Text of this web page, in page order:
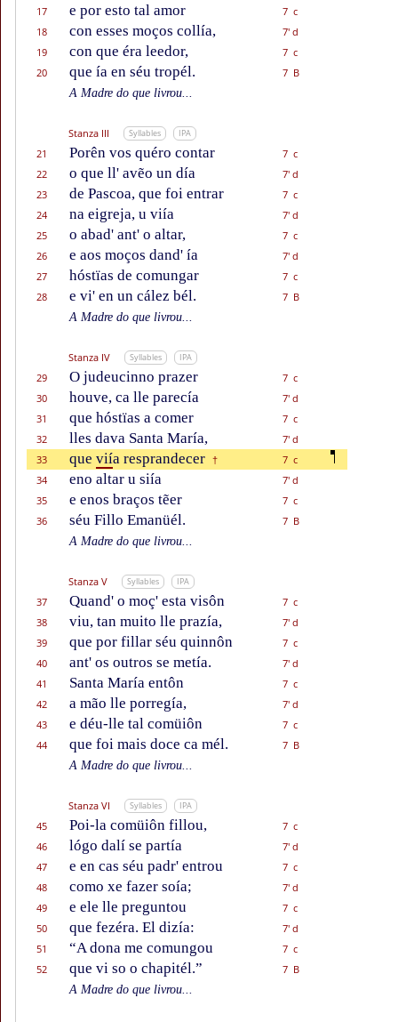
17
e por esto tal amor
7 c
18
con esses moços collía,
7' d
19
con que éra leedor,
7 c
20
que ía en séu tropél.
7 B
A Madre do que livrou...
Stanza III Syllables IPA
21 Porên vos quéro contar
7 c
22
o que ll' avẽo un día
7' d
23
de Pascoa, que foi entrar
7 c
24
na eigreja, u viía
7' d
25
o abad' ant' o altar,
7 c
26
e aos moços dand' ía
7' d
27
hóstïas de comungar
7 c
28
e vi' en un cález bél.
7 B
A Madre do que livrou...
Stanza IV Syllables IPA
29 O judeucinno prazer
7 c
30
houve, ca lle parecía
7' d
31
que hóstïas a comer
7 c
32
lles dava Santa María,
7' d
33
que viía resprandecer †
7 c
34
eno altar u siía
7' d
35
e enos braços tẽer
7 c
36
séu Fillo Emanüél.
7 B
A Madre do que livrou...
Stanza V Syllables IPA
37 Quand' o moç' esta visôn
7 c
38
viu, tan muito lle prazía,
7' d
39
que por fillar séu quinnôn
7 c
40
ant' os outros se metía.
7' d
41
Santa María entôn
7 c
42
a mão lle porregía,
7' d
43
e déu-lle tal comüiôn
7 c
44
que foi mais doce ca mél.
7 B
A Madre do que livrou...
Stanza VI Syllables IPA
45 Poi-la comüiôn fillou,
7 c
46
lógo dalí se partía
7' d
47
e en cas séu padr' entrou
7 c
48
como xe fazer soía;
7' d
49
e ele lle preguntou
7 c
50
que fezéra. El dizía:
7' d
51
“A dona me comungou
7 c
52
que vi so o chapitél.”
7 B
A Madre do que livrou...